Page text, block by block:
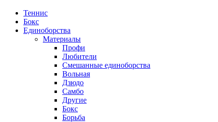
Теннис
Бокс
Единоборства
Материалы
Профи
Любители
Смешанные единоборства
Вольная
Дзюдо
Самбо
Другие
Бокс
Борьба